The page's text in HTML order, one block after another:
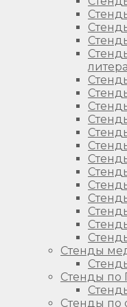
Стенды
Стенды по
Стенды по